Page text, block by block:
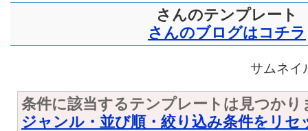
さんのテンプレート
さんのブログはコチラ
サムネイ
条件に該当するテンプレートは見つかり
ジャンル・並び順・絞り込み条件をリセ